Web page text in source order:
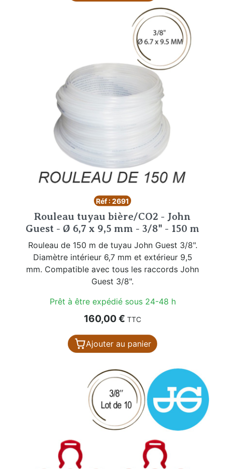
Réf : 2691
Rouleau tuyau bière/CO2 - John
Guest - Ø 6,7 x 9,5 mm - 3/8" - 150 m
Rouleau de 150 m de tuyau John Guest 3/8".
Diamètre intérieur 6,7 mm et extérieur 9,5
mm. Compatible avec tous les raccords John
Guest 3/8".
Prêt à être expédié sous 24-48 h
Prix
160,00 € TTC
Ajouter au panier